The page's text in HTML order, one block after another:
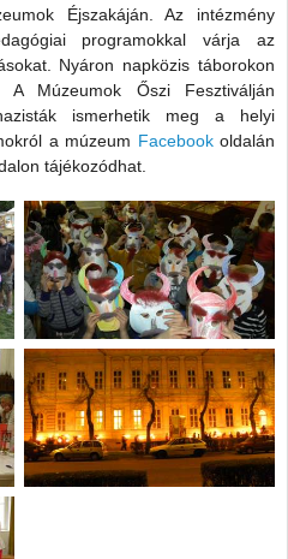
Éjszakáján. Az intézmény
programokkal várja az
Nyáron napközis táborokon
Múzeumok Őszi Fesztiválján
ismerhetik meg a helyi
a múzeum Facebookoldalán
tájékozódhat.